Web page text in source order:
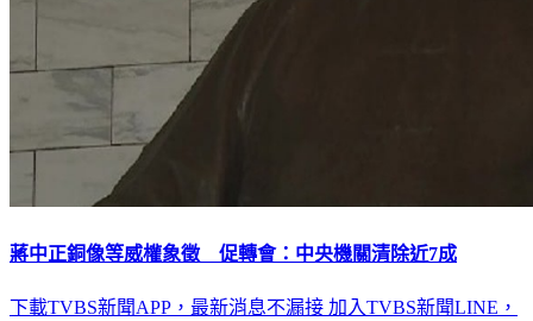
蔣中正銅像等威權象徵 促轉會：中央機關清除近7成
下載TVBS新聞APP，最新消息不漏接 加入TVBS新聞LINE，